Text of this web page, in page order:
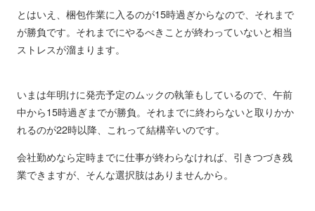
とはいえ、梱包作業に入るのが15時過ぎからなので、それまで
が勝負です。それまでにやるべきことが終わっていないと相当
ストレスが溜まります。
いまは年明けに発売予定のムックの執筆もしているので、午前
中から15時過ぎまでが勝負。それまでに終わらないと取りかか
れるのが22時以降、これって結構辛いのです。
会社勤めなら定時までに仕事が終わらなければ、引きつづき残
業できますが、そんな選択肢はありませんから。